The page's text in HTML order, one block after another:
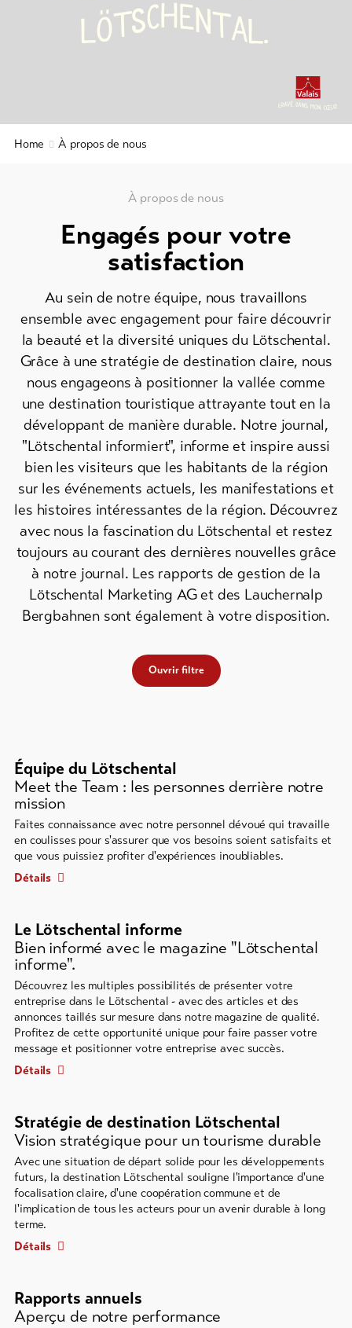
Service
Webcams
Météo
Shops
l'aperçu
de ski
Forfaits
VTT
Bons
cadeau
LÖTSCHENTAL.
Home À propos de nous
À propos de nous
Engagés pour votre
satisfaction
Au sein de notre équipe, nous travaillons
ensemble avec engagement pour faire découvrir
la beauté et la diversité uniques du Lötschental.
Grâce à une stratégie de destination claire, nous
nous engageons à positionner la vallée comme
une destination touristique attrayante tout en la
développant de manière durable. Notre journal,
"Lötschental informiert", informe et inspire aussi
bien les visiteurs que les habitants de la région
sur les événements actuels, les manifestations et
les histoires intéressantes de la région. Découvrez
avec nous la fascination du Lötschental et restez
toujours au courant des dernières nouvelles grâce
à notre journal. Les rapports de gestion de la
Lötschental Marketing AG et des Lauchernalp
Bergbahnen sont également à votre disposition.
Ouvrir filtre
Équipe du Lötschental
Meet the Team : les personnes derrière notre
mission
Faites connaissance avec notre personnel dévoué qui travaille
en coulisses pour s'assurer que vos besoins soient satisfaits et
que vous puissiez profiter d'expériences inoubliables.
Détails
Le Lötschental informe
Bien informé avec le magazine "Lötschental
informe".
Découvrez les multiples possibilités de présenter votre
entreprise dans le Lötschental - avec des articles et des
annonces taillés sur mesure dans notre magazine de qualité.
Profitez de cette opportunité unique pour faire passer votre
message et positionner votre entreprise avec succès.
Détails
Stratégie de destination Lötschental
Vision stratégique pour un tourisme durable
Avec une situation de départ solide pour les développements
futurs, la destination Lötschental souligne l'importance d'une
focalisation claire, d'une coopération commune et de
l'implication de tous les acteurs pour un avenir durable à long
terme.
Détails
Rapports annuels
Aperçu de notre performance